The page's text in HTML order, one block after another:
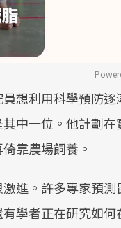
想利用科學預防逐
中一位。他計劃在
靠農場飼養。
進。許多專家預測
學者正在研究如